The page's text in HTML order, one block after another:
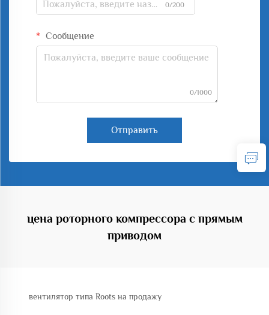
0/200
Сообщение
0/1000
Отправить
цена роторного компрессора с прямым
приводом
вентилятор типа Roots на продажу